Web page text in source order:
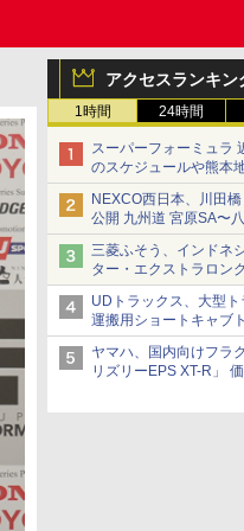
アクセスランキン
1時間 24時間
スーパーフォーミュラ
のスケジュールや熊本
を紹介
NEXCO西日本、川田
公開 九州道 宮原SA〜
車両を通行可能に
三菱ふそう、インドネ
ター・エクストラロン
ックベースの観光・旅
UDトラックス、大型
運搬用ショートキャブ
ヤマハ、国内向けフラ
リズリーEPS XT-R」